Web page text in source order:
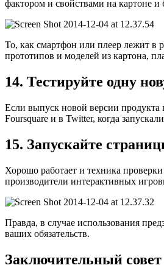
фактором и свойствами на картоне и
То, как смартфон или плеер лежит в
прототипов и моделей из картона,
14. Тестируйте одну
Если выпуск новой версии продукта
Foursquare и в Twitter, когда
15. Запускайте
Хорошо работает и техника
производители интерактивных
Правда, в случае использования
ваших обязательств.
Заключительный совет